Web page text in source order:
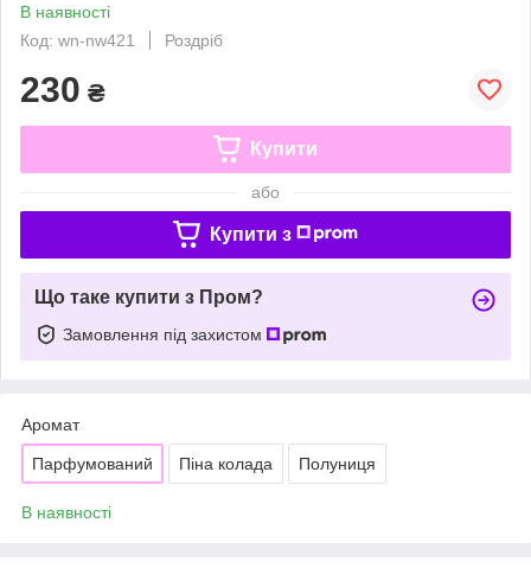
В наявності
Код: wn-nw421
Роздріб
230 ₴
Купити
або
Купити з
Що таке купити з Пром?
Замовлення під захистом
Аромат
Парфумований Піна колада Полуниця
В наявності